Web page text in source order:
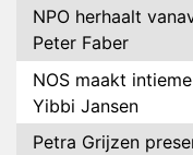
NPO herhaalt
Peter Faber
NOS maakt
Yibbi Jansen
Petra Grijzen